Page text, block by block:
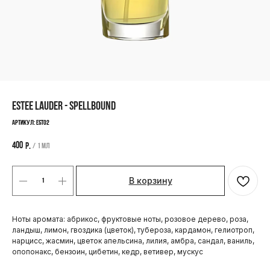
ESTEE LAUDER - SPELLBOUND
Артикул: EST02
400 р. / 1 мл
В корзину
Ноты аромата: абрикос, фруктовые ноты, розовое дерево, роза,
ландыш, лимон, гвоздика (цветок), тубероза, кардамон, гелиотроп,
нарцисс, жасмин, цветок апельсина, лилия, амбра, сандал, ваниль,
опопонакс, бензоин, цибетин, кедр, ветивер, мускус